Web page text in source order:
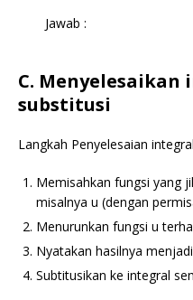
Jawab :
C.
substitusi
Langkah Penyelesaian
Memisahkan fungsi yang
misalnya u (dengan
Menurunkan fungsi u
Nyatakan hasilnya
Subtitusikan ke integral